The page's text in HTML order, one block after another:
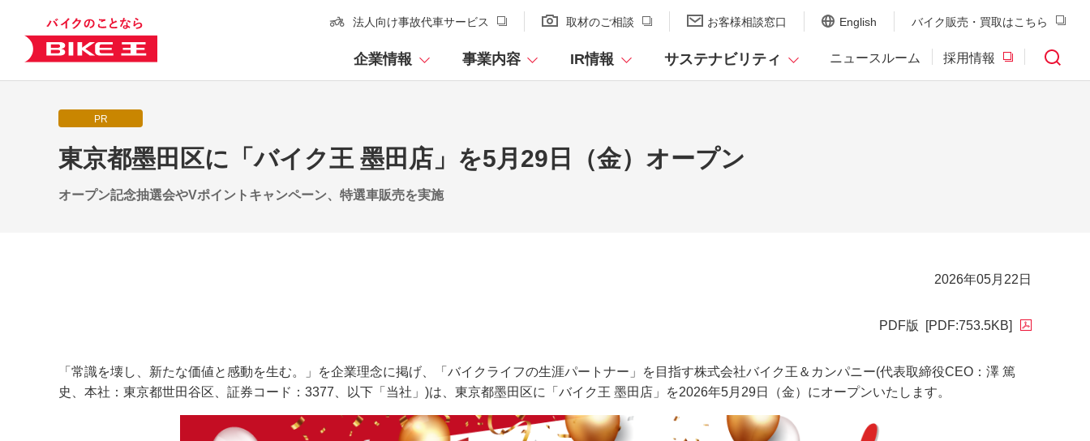
法人向け事故代車サービス 取材のご相談 お客様相談窓口 English バイク販売・買取はこちら
企業情報 事業内容 IR情報 サステナビリティ ニュースルーム 採用情報
PR
東京都墨田区に「バイク王 墨田店」を5月29日（金）オープン
オープン記念抽選会やVポイントキャンペーン、特選車販売を実施
2026年05月22日
PDF版 [PDF:753.5KB]
「常識を壊し、新たな価値と感動を生む。」を企業理念に掲げ、「バイクライフの生涯パートナー」を目指す株式会社バイク王＆カンパニー(代表取締役CEO：澤 篤
史、本社：東京都世田谷区、証券コード：3377、以下「当社」)は、東京都墨田区に「バイク王 墨田店」を2026年5月29日（金）にオープンいたします。